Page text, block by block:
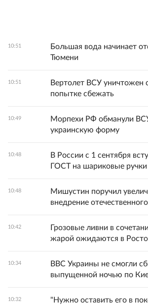
10:51
Большая вода начинает
Тюмени
10:51
Вертолет ВСУ уничтожен
попытке сбежать
10:49
Морпехи РФ обманули
украинскую форму
10:48
В России с 1 сентября
ГОСТ на шариковые ручки
10:48
Мишустин поручил
внедрение
10:42
Грозовые ливни в
жарой ожидаются в
10:34
ВВС Украины не смогли
выпущенной ночью по
10:32
"Нужно оставить его в